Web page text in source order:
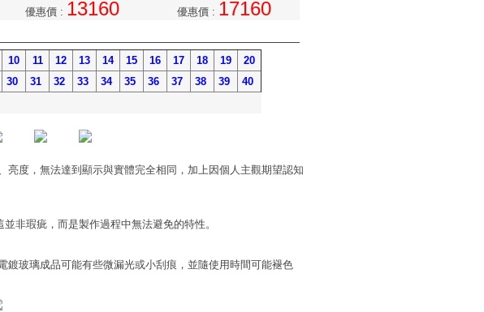
優惠價: 13160
優惠價: 17160
10 11 12 13 14 15 16 17 18 19
20
30 31 32 33 34 35 36 37 38 39
40
度，無法達到顯示與實體完全相同，加上因個人主觀期望認知
非瑕疵，而是製作過程中無法避免的特性。
玻璃成品可能有些微漏光或小刮痕，並隨使用時間可能褪色